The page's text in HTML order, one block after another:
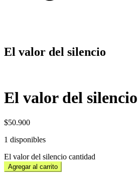
El valor del silencio
El valor del silencio
$50.900
1 disponibles
El valor del silencio cantidad
Agregar al carrito